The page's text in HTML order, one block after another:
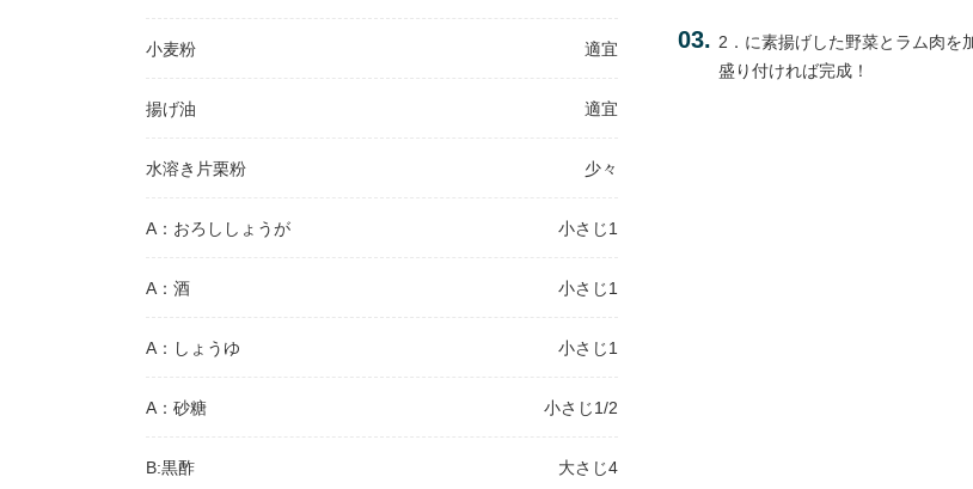
小麦粉 適宜
揚げ油 適宜
水溶き片栗粉 少々
A：おろししょうが 小さじ1
A：酒 小さじ1
A：しょうゆ 小さじ1
A：砂糖 小さじ1/2
B:黒酢 大さじ4
2．に素揚げした野菜とラム肉を
盛り付ければ完成！